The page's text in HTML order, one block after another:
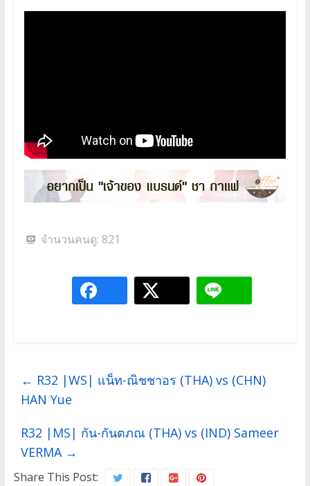
จำนวนคนดู: 821
← R32 |WS| แน็ท-ณิชชาอร (THA) vs (CHN)
HAN Yue
R32 |MS| กัน-กันตภณ (THA) vs (IND) Sameer
VERMA →
Share This Post: